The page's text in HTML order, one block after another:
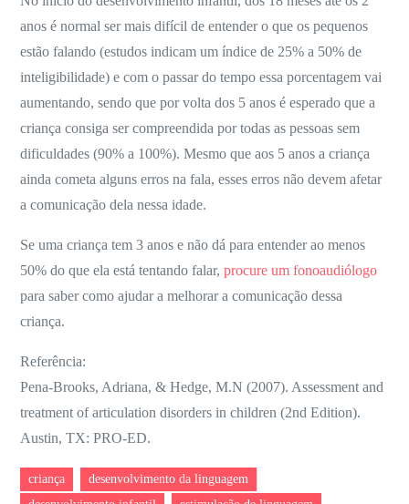
anos é normal ser mais difícil de entender o que os pequenos
estão falando (estudos indicam um índice de 25% a 50% de
inteligibilidade) e com o passar do tempo essa porcentagem vai
aumentando, sendo que por volta dos 5 anos é esperado que a
criança consiga ser compreendida por todas as pessoas sem
dificuldades (90% a 100%). Mesmo que aos 5 anos a criança
ainda cometa alguns erros na fala, esses erros não devem afetar
a comunicação dela nessa idade.
Se uma criança tem 3 anos e não dá para entender ao menos
50% do que ela está tentando falar,procure um fonoaudiólogo
para saber como ajudar a melhorar a comunicação dessa
criança.
Referência:
Pena-Brooks, Adriana, & Hedge, M.N (2007). Assessment and
treatment of articulation disorders in children (2nd Edition).
Austin, TX: PRO-ED.
criança
desenvolvimento da linguagem